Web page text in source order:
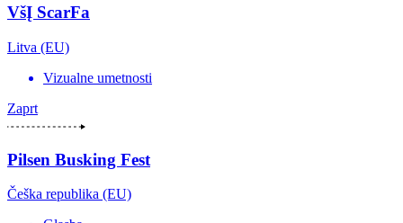
VšĮ ScarFa
Litva (EU)
Vizualne umetnosti
Zaprt
Pilsen Busking Fest
Češka republika (EU)